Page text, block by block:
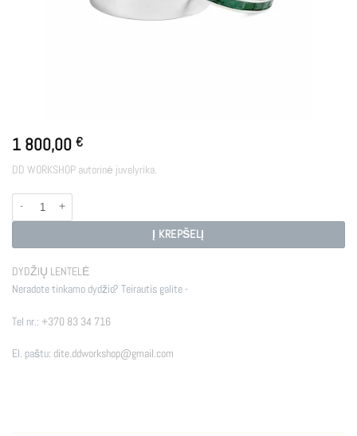
1 800,00 €
DD WORKSHOP autorinė juvelyrika.
produkto kiekis: Vestuviniai žiedai AGAPI
Į KREPŠELĮ
DYDŽIŲ LENTELĖ
Neradote tinkamo dydžio? Teirautis galite -
Tel nr.: +370 83 34 716
El. paštu: dite.ddworkshop@gmail.com